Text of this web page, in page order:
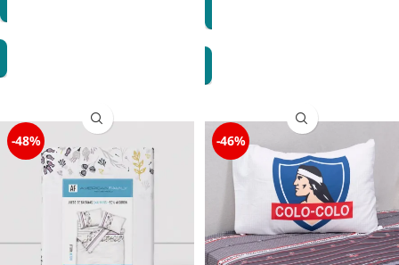
-48% -46%